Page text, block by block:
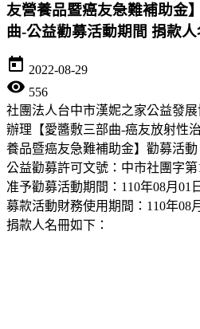
友營養品暨癌友急難補助金
曲-公益勸募活動期間 捐款
today 2022-08-29
visibility 556
社團法人台中市漢妮之家公益發
辦理【愛醬敷三部曲-癌友放射性
養品暨癌友急難補助金】勸募活動
公益勸募許可文號：中市社團字第
准予勸募活動期間：110年08月01
募款活動財務使用期間：110年08
捐款人名冊如下：